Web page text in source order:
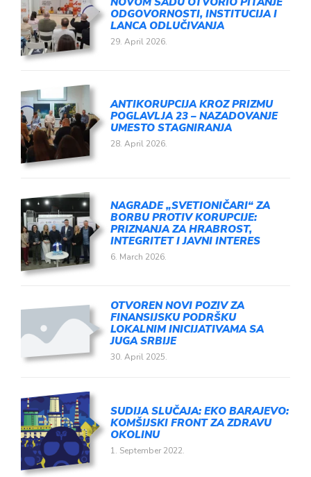
ODGOVORNOSTI, INSTITUCIJA I
LANCA ODLUČIVANJA
29. April 2026.
ANTIKORUPCIJA KROZ PRIZMU
POGLAVLJA 23 – NAZADOVANJE
UMESTO STAGNIRANJA
28. April 2026.
NAGRADE „SVETIONIČARI“ ZA
BORBU PROTIV KORUPCIJE:
PRIZNANJA ZA HRABROST,
INTEGRITET I JAVNI INTERES
6. March 2026.
OTVOREN NOVI POZIV ZA
FINANSIJSKU PODRŠKU
LOKALNIM INICIJATIVAMA SA
JUGA SRBIJE
30. April 2025.
SUDIJA SLUČAJA: EKO BARAJEVO:
KOMŠIJSKI FRONT ZA ZDRAVU
OKOLINU
1. September 2022.